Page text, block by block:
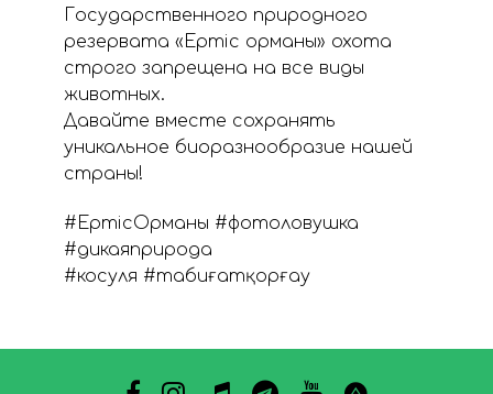
Государственного природного
резервата «Ертіс орманы» охота
строго запрещена на все виды
животных.
Давайте вместе сохранять
уникальное биоразнообразие нашей
страны!
#ЕртісОрманы #фотоловушка
#дикаяприрода
#косуля #табиғатқорғау